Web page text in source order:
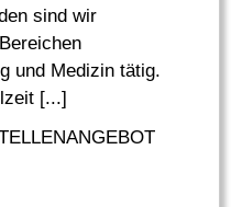
sind wir
und Medizin tätig.
[...]